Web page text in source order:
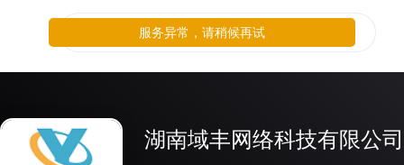
湖南域丰网络科技有限公司
服务异常，请稍候再试